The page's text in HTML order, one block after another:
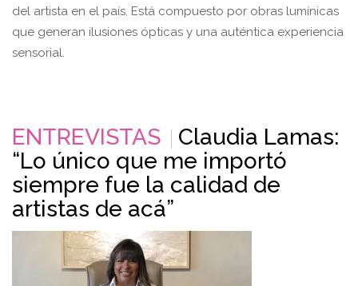
del artista en el país. Está compuesto por obras lumínicas
que generan ilusiones ópticas y una auténtica experiencia
sensorial.
ENTREVISTAS
Claudia Lamas:
“Lo único que me importó
siempre fue la calidad de
artistas de acá”